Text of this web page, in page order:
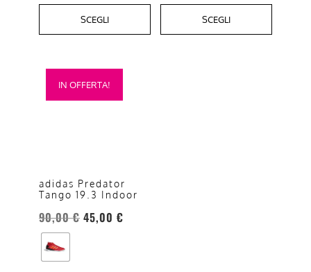
SCEGLI SCEGLI
IN OFFERTA!
adidas Predator
Tango 19.3 Indoor
90,00€ 45,00 €
Questo
prodotto
opzioni
possono
essere
scelte
nella